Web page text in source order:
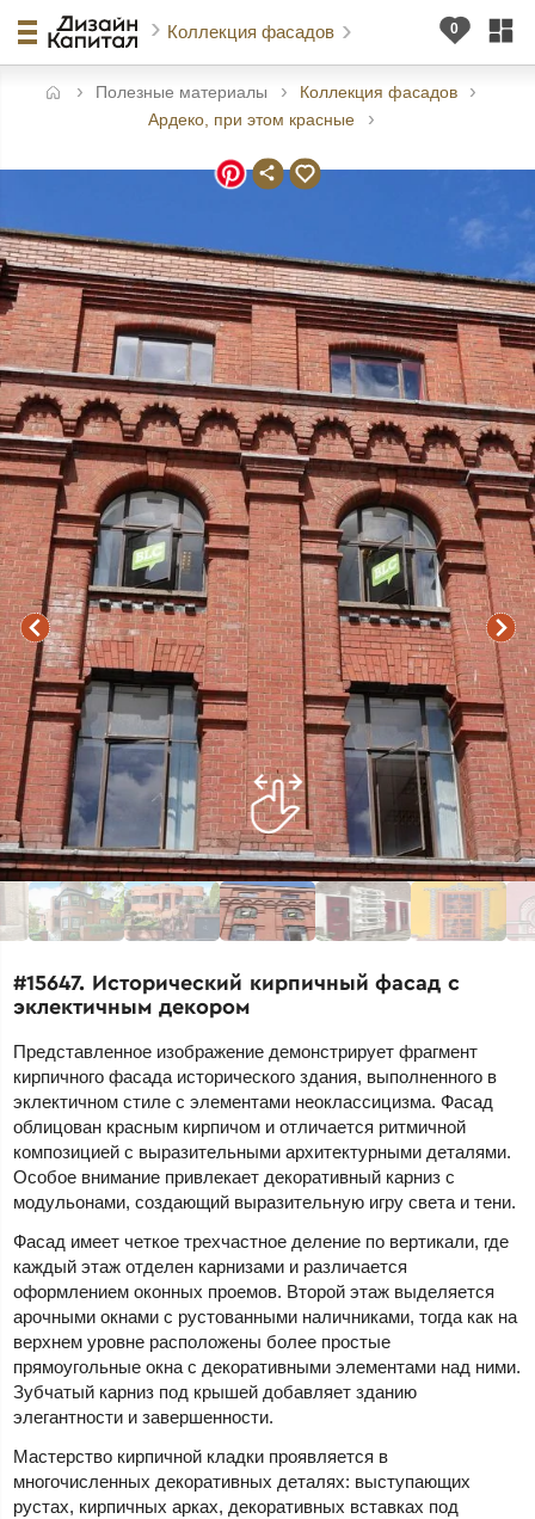
Коллекция фасадов
Полезные материалы
Коллекция фасадов
Ардеко, при этом красные
#15647. Исторический кирпичный фасад с
эклектичным декором
Представленное изображение демонстрирует фрагмент
кирпичного фасада исторического здания, выполненного в
эклектичном стиле с элементами неоклассицизма. Фасад
облицован красным кирпичом и отличается ритмичной
композицией с выразительными архитектурными деталями.
Особое внимание привлекает декоративный карниз с
модульонами, создающий выразительную игру света и тени.
Фасад имеет четкое трехчастное деление по вертикали, где
каждый этаж отделен карнизами и различается
оформлением оконных проемов. Второй этаж выделяется
арочными окнами с рустованными наличниками, тогда как на
верхнем уровне расположены более простые
прямоугольные окна с декоративными элементами над ними.
Зубчатый карниз под крышей добавляет зданию
элегантности и завершенности.
Мастерство кирпичной кладки проявляется в
многочисленных декоративных деталях: выступающих
рустах, кирпичных арках, декоративных вставках под